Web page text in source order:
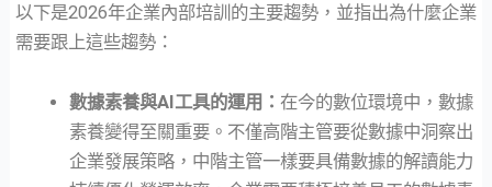
以下是2026年企業內部培訓的主要趨勢，並指出為什麼企業
需要跟上這些趨勢：
數據素養與AI工具的運用：在今的數位環境中，數據
素養變得至關重要。不僅高階主管要從數據中洞察出
企業發展策略，中階主管一樣要具備數據的解讀能力